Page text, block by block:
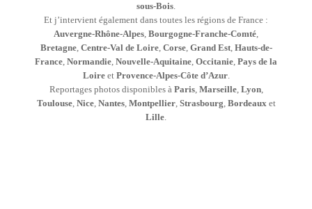
sous-Bois.
Et j’intervient également dans toutes les régions de France :
Auvergne-Rhône-Alpes, Bourgogne-Franche-Comté,
Bretagne, Centre-Val de Loire, Corse, Grand Est, Hauts-de-
France, Normandie, Nouvelle-Aquitaine, Occitanie, Pays de la
Loireet Provence-Alpes-Côte d’Azur.
Reportages photos disponibles à Paris, Marseille, Lyon,
Toulouse, Nice, Nantes, Montpellier, Strasbourg, Bordeauxet
Lille.